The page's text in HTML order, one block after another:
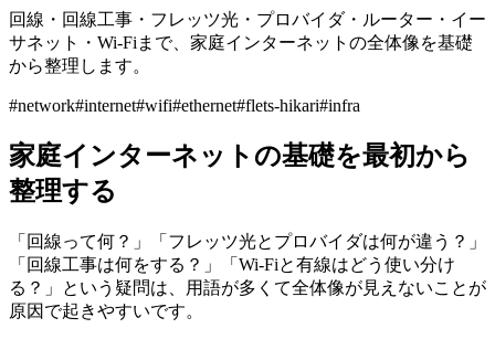
回線・回線工事・フレッツ光・プロバイダ・ルーター・イー
サネット・Wi-Fiまで、家庭インターネットの全体像を基礎
から整理します。
#network#internet#wifi#ethernet#flets-hikari#infra
家庭インターネットの基礎を最初から
整理する
「回線って何？」「フレッツ光とプロバイダは何が違う？」
「回線工事は何をする？」「Wi-Fiと有線はどう使い分け
る？」という疑問は、用語が多くて全体像が見えないことが
原因で起きやすいです。